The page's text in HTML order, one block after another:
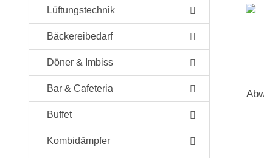
Lüftungstechnik
Bäckereibedarf
Döner & Imbiss
Bar & Cafeteria
Buffet
Kombidämpfer